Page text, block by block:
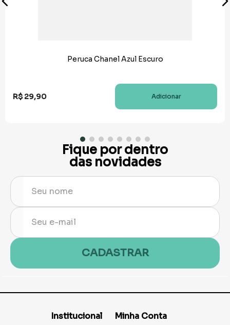
Peruca Chanel Azul Escuro
R$ 29,90 Adicionar
Fique por dentro
das novidades
CADASTRAR
Institucional Minha Conta